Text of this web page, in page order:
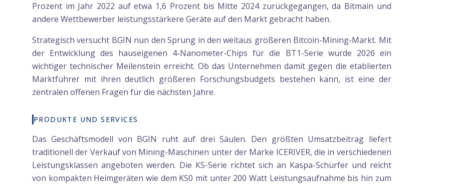
Prozent im Jahr 2022 auf etwa 1,6 Prozent bis Mitte 2024 zurückgegangen, da Bitmain und
andere Wettbewerber leistungsstärkere Geräte auf den Markt gebracht haben.
Strategisch versucht BGIN nun den Sprung in den weitaus größeren Bitcoin-Mining-Markt. Mit
der Entwicklung des hauseigenen 4-Nanometer-Chips für die BT1-Serie wurde 2026 ein
wichtiger technischer Meilenstein erreicht. Ob das Unternehmen damit gegen die etablierten
Marktführer mit ihren deutlich größeren Forschungsbudgets bestehen kann, ist eine der
zentralen offenen Fragen für die nächsten Jahre.
PRODUKTE UND SERVICES
Das Geschäftsmodell von BGIN ruht auf drei Säulen. Den größten Umsatzbeitrag liefert
traditionell der Verkauf von Mining-Maschinen unter der Marke ICERIVER, die in verschiedenen
Leistungsklassen angeboten werden. Die KS-Serie richtet sich an Kaspa-Schürfer und reicht
von kompakten Heimgeräten wie dem KS0 mit unter 200 Watt Leistungsaufnahme bis hin zum